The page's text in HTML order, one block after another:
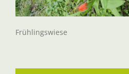
Frühlingswiese